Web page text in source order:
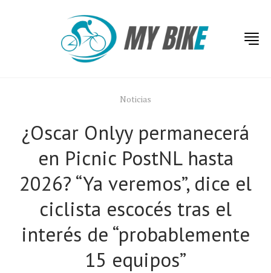
Noticias
¿Oscar Onlyy permanecerá
en Picnic PostNL hasta
2026? “Ya veremos”, dice el
ciclista escocés tras el
interés de “probablemente
15 equipos”